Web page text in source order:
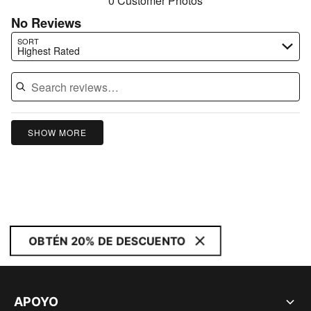
No Reviews
SORT
Highest Rated
Search reviews…
SHOW MORE
OBTÉN 20% DE DESCUENTO
APOYO